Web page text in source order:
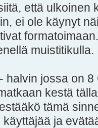
että ulkoinen
ei ole käynyt
muistitikulla.
halvin jossa on
kestä
tämä
ja